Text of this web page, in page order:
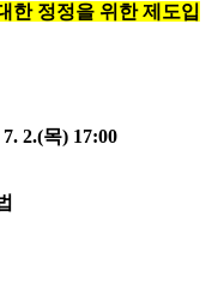
한 정정을 위한 제도입
2.(목) 17:00